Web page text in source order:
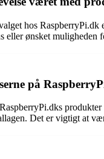
hos
eller ønsket
på
Det er vigtigt at